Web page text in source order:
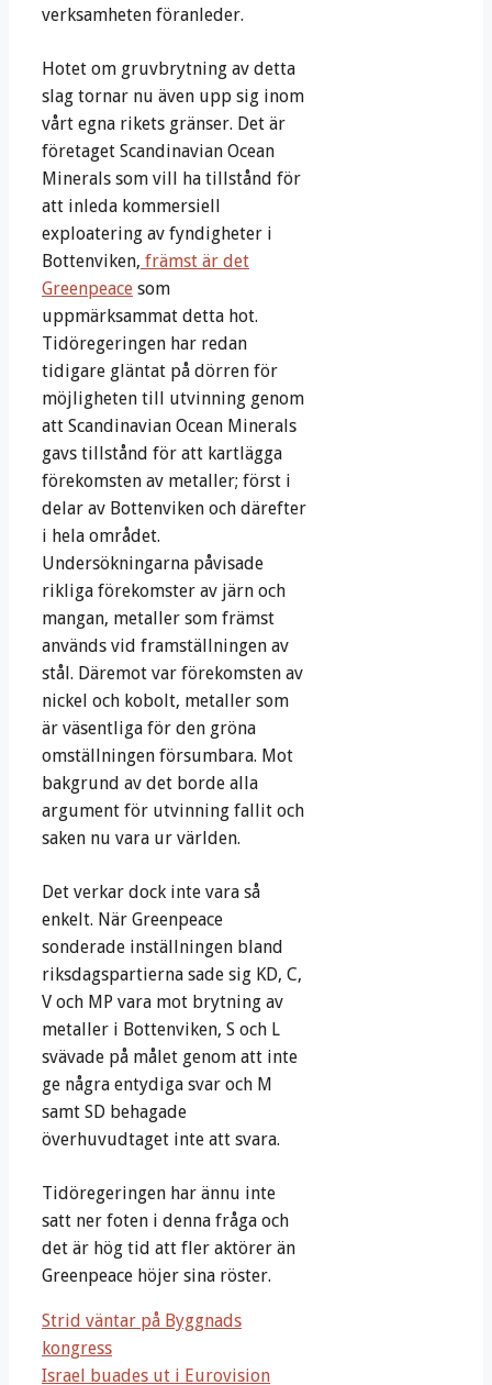
verksamheten föranleder.
Hotet om gruvbrytning av detta
slag tornar nu även upp sig inom
vårt egna rikets gränser. Det är
företaget Scandinavian Ocean
Minerals som vill ha tillstånd för
att inleda kommersiell
exploatering av fyndigheter i
Bottenviken, främst är det
Greenpeace som
uppmärksammat detta hot.
Tidöregeringen har redan
tidigare gläntat på dörren för
möjligheten till utvinning genom
att Scandinavian Ocean Minerals
gavs tillstånd för att kartlägga
förekomsten av metaller; först i
delar av Bottenviken och därefter
i hela området.
Undersökningarna påvisade
rikliga förekomster av järn och
mangan, metaller som främst
används vid framställningen av
stål. Däremot var förekomsten av
nickel och kobolt, metaller som
är väsentliga för den gröna
omställningen försumbara. Mot
bakgrund av det borde alla
argument för utvinning fallit och
saken nu vara ur världen.
Det verkar dock inte vara så
enkelt. När Greenpeace
sonderade inställningen bland
riksdagspartierna sade sig KD, C,
V och MP vara mot brytning av
metaller i Bottenviken, S och L
svävade på målet genom att inte
ge några entydiga svar och M
samt SD behagade
överhuvudtaget inte att svara.
Tidöregeringen har ännu inte
satt ner foten i denna fråga och
det är hög tid att fler aktörer än
Greenpeace höjer sina röster.
Strid väntar på Byggnads
kongress
Israel buades ut i Eurovision